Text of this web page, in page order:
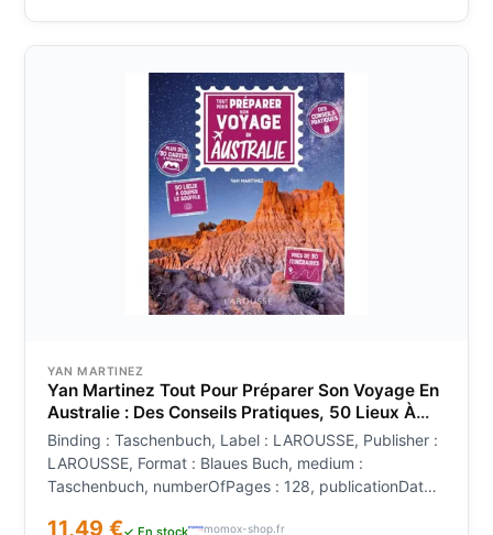
YAN MARTINEZ
Yan Martinez Tout Pour Préparer Son Voyage En
Australie : Des Conseils Pratiques, 50 Lieux À
Couper Le Souffle, Près De 30 Itinéraires
Binding : Taschenbuch, Label : LAROUSSE, Publisher :
LAROUSSE, Format : Blaues Buch, medium :
Taschenbuch, numberOfPages : 128, publicationDate :
11,49 €✓ En stock momox-shop.fr